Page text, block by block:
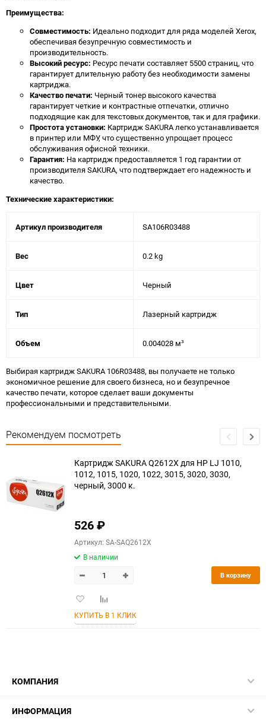
Преимущества:
Совместимость: Идеально подходит для ряда моделей Xerox,
обеспечивая безупречную совместимость и
производительность.
Высокий ресурс: Ресурс печати составляет 5500 страниц, что
гарантирует длительную работу без необходимости замены
картриджа.
Качество печати: Черный тонер высокого качества
гарантирует четкие и контрастные отпечатки, отлично
подходящие как для текстовых документов, так и для графики.
Простота установки: Картридж SAKURA легко устанавливается
в принтер или МФУ, что существенно упрощает процесс
обслуживания офисной техники.
Гарантия: На картридж предоставляется 1 год гарантии от
производителя SAKURA, что подтверждает его надежность и
качество.
Технические характеристики:
Артикул производителя SA106R03488
Вес 0.2 kg
Цвет Черный
Тип Лазерный картридж
Объем 0.004028 м³
Выбирая картридж SAKURA 106R03488, вы получаете не только
экономичное решение для своего бизнеса, но и безупречное
качество печати, которое сделает ваши документы
профессиональными и представительными.
Рекомендуем посмотреть
Картридж SAKURA Q2612X для HP LJ 1010,
1012, 1015, 1020, 1022, 3015, 3020, 3030,
черный, 3000 к.
526₽
Артикул: SA-SAQ2612X
В наличии
Добавить
избранное
Добавить
сравнению
В корзину
КУПИТЬ В 1 КЛИК
КОМПАНИЯ
ИНФОРМАЦИЯ